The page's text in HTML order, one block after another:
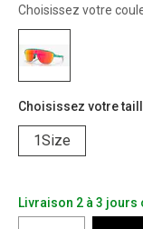
Choisissez votre
Choisissez votre
1Size
Livraison 2 à 3 jours